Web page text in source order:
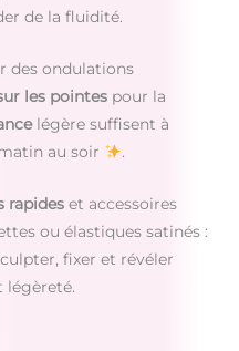
de la fluidité.
des ondulations
les pointes pour la
légère suffisent à
au soir
.
rapides et accessoires
ou élastiques satinés :
fixer et révéler
légèreté.